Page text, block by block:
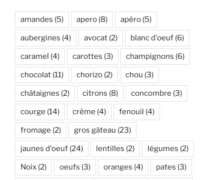
amandes (5) apero (8) apéro (5)
aubergines (4) avocat (2) blanc d'oeuf (6)
caramel (4) carottes (3) champignons (6)
chocolat (11) chorizo (2) chou (3)
châtaignes (2) citrons (8) concombre (3)
courge (14) crème (4) fenouil (4)
fromage (2) gros gâteau (23)
jaunes d'oeuf (24) lentilles (2) légumes (2)
Noix (2) oeufs (3) oranges (4) pates (3)